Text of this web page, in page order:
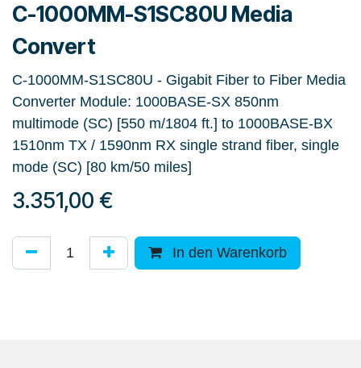
C-1000MM-S1SC80U Media
Convert
C-1000MM-S1SC80U - Gigabit Fiber to Fiber Media
Converter Module: 1000BASE-SX 850nm
multimode (SC) [550 m/1804 ft.] to 1000BASE-BX
1510nm TX / 1590nm RX single strand fiber, single
mode (SC) [80 km/50 miles]
3.351,00 €
In den Warenkorb